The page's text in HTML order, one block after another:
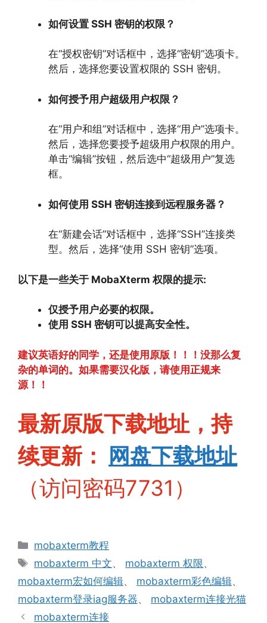
如何设置 SSH 密钥的权限？
在“授权密钥”对话框中， 选择“密钥”选项卡。
然后， 选择您要设置权限的 SSH 密钥。
如何授予用户超级用户权限？
在“用户和组”对话框中， 选择“用户”选项卡。
然后， 选择您要授予超级用户权限的用户。
单击“编辑”按钮， 然后选中“超级用户”复选
框。
如何使用 SSH 密钥连接到远程服务器？
在“新建会话”对话框中， 选择“SSH”连接类
型。 然后， 选择“使用 SSH 密钥”选项。
以下是一些关于 MobaXterm 权限的提示:
仅授予用户必要的权限。
使用 SSH 密钥可以提高安全性。
建议英语好的同学，还是使用原版！！！没那么复
杂的单词的。如果需要汉化版，请使用正规来
源！！
最新原版下载地址，持
续更新：
网盘下载地址
（访问密码7731）
分
类
mobaxterm教程
标
签
mobaxterm 中文、 mobaxterm 权限 、
mobaxterm宏如何编辑、 mobaxterm彩色编辑、
mobaxterm登录iag服务器、 mobaxterm连接光猫
mobaxterm连接